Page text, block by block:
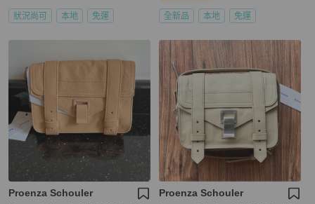
狀況尚可 本地 免運 全新品 本地 免運
Proenza Schouler Proenza Schouler